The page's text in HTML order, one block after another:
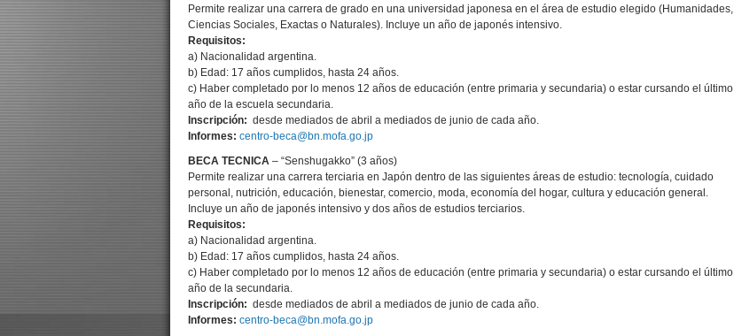
Permite realizar una carrera de grado en una universidad japonesa en el área de estudio elegido (Humanidades,
Ciencias Sociales, Exactas o Naturales). Incluye un año de japonés intensivo.
Requisitos:
a) Nacionalidad argentina.
b) Edad: 17 años cumplidos, hasta 24 años.
c) Haber completado por lo menos 12 años de educación (entre primaria y secundaria) o estar cursando el último
año de la escuela secundaria.
Inscripción: desde mediados de abril a mediados de junio de cada año.
Informes: centro-beca@bn.mofa.go.jp
BECA TECNICA – “Senshugakko” (3 años)
Permite realizar una carrera terciaria en Japón dentro de las siguientes áreas de estudio: tecnología, cuidado
personal, nutrición, educación, bienestar, comercio, moda, economía del hogar, cultura y educación general.
Incluye un año de japonés intensivo y dos años de estudios terciarios.
Requisitos:
a) Nacionalidad argentina.
b) Edad: 17 años cumplidos, hasta 24 años.
c) Haber completado por lo menos 12 años de educación (entre primaria y secundaria) o estar cursando el último
año de la secundaria.
Inscripción: desde mediados de abril a mediados de junio de cada año.
Informes: centro-beca@bn.mofa.go.jp